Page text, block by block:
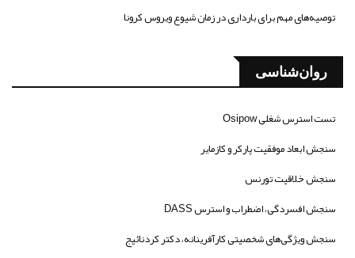
توصیه‌های مهم برای بارداری در زمان شیوع ویروس کرونا
روان‌شناسی
تست استرس شغلی Osipow
سنجش ابعاد موفقیت پارکر و کازمایر
سنجش خلاقیت تورنس
سنجش افسردگی، اضطراب و استرس DASS
سنجش ویژگی‌های شخصیتی کارآفرینانه، دکتر کردنائیج